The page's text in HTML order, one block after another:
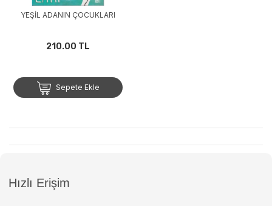
YEŞİL ADANIN ÇOCUKLARI
210.00 TL
Sepete Ekle
Hızlı Erişim